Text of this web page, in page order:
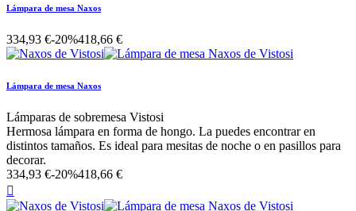
Lámpara de mesa Naxos
334,93 €-20%418,66 €
Lámpara de mesa Naxos
Lámparas de sobremesa Vistosi
Hermosa lámpara en forma de hongo. La puedes encontrar en
distintos tamaños. Es ideal para mesitas de noche o en pasillos para
decorar.
334,93 €-20%418,66 €
